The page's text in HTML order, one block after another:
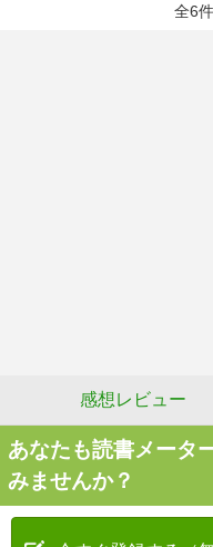
全6
感想レビュー
あなたも読書メータ
みませんか？